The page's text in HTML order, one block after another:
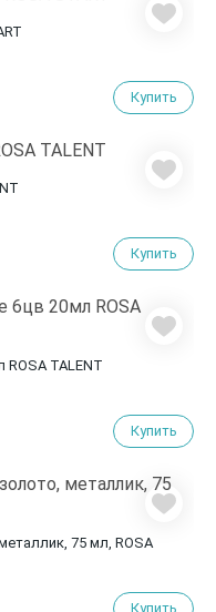
Купить
Купить
TALENT
Купить
75 мл, ROSA
Купить